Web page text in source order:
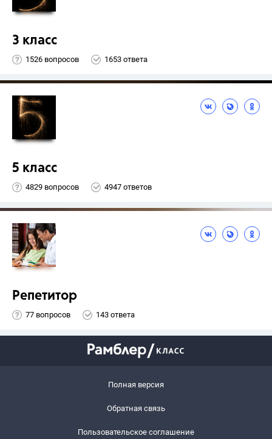
3 класс
1526 вопросов 1653 ответа
5 класс
4829 вопросов 4947 ответов
Репетитор
77 вопросов 143 ответа
Полная версия
Обратная связь
Пользовательское соглашение